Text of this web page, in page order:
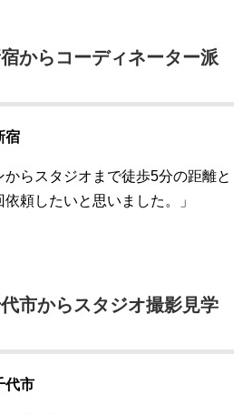
から コーディネーター派
宿
からスタジオまで徒歩5分の距離と
頼したいと思いました。」
市からスタジオ撮影見学
代市